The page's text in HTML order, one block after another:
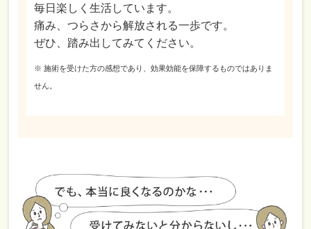
毎日楽しく生活しています。
痛み、つらさから解放される一歩です。
ぜひ、踏み出してみてください。
※ 施術を受けた方の感想であり、効果効能を保障するものではありま
せん。